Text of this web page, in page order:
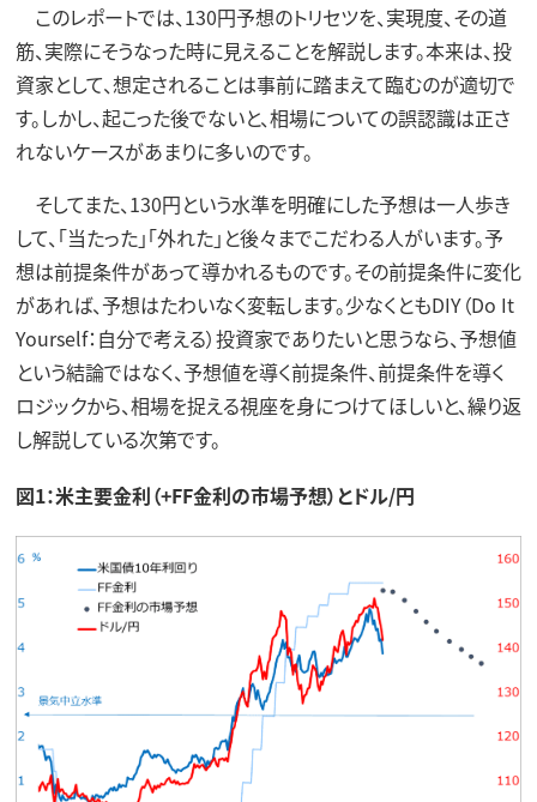
このレポートでは、130円予想のトリセツを、実現度、その道
筋、実際にそうなった時に見えることを解説します。本来は、投
資家として、想定されることは事前に踏まえて臨むのが適切で
す。しかし、起こった後でないと、相場についての誤認識は正さ
れないケースがあまりに多いのです。
そしてまた、130円という水準を明確にした予想は一人歩き
して、「当たった」「外れた」と後々までこだわる人がいます。予
想は前提条件があって導かれるものです。その前提条件に変化
があれば、予想はたわいなく変転します。少なくともDIY（Do It
Yourself：自分で考える）投資家でありたいと思うなら、予想値
という結論ではなく、予想値を導く前提条件、前提条件を導く
ロジックから、相場を捉える視座を身につけてほしいと、繰り返
し解説している次第です。
図1：米主要金利（+FF金利の市場予想）とドル/円